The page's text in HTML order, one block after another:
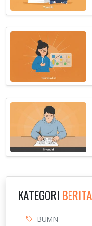
KATEGORI BERITA
BUMN